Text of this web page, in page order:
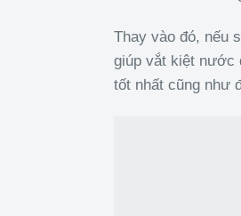
Thay vào đó, nếu
giúp vắt kiệt nước
tốt nhất cũng như